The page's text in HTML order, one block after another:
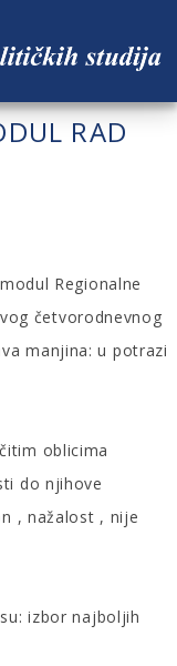
RAD
Regionalne
četvorodnevnog
manjina: u potrazi
oblicima
do njihove
, nažalost , nije
izbor najboljih